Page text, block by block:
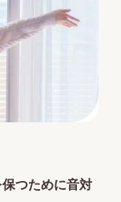
つために音対